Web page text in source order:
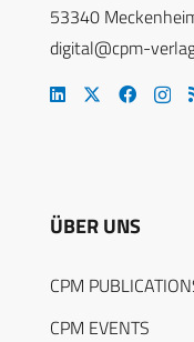
53340
digital@cpm-
ÜBER UNS
CPM
CPM EVENTS